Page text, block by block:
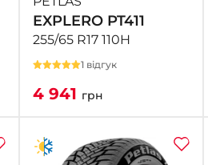
EXPLERO PT411
255/65 R17 110H
1 відгук
4 941 грн